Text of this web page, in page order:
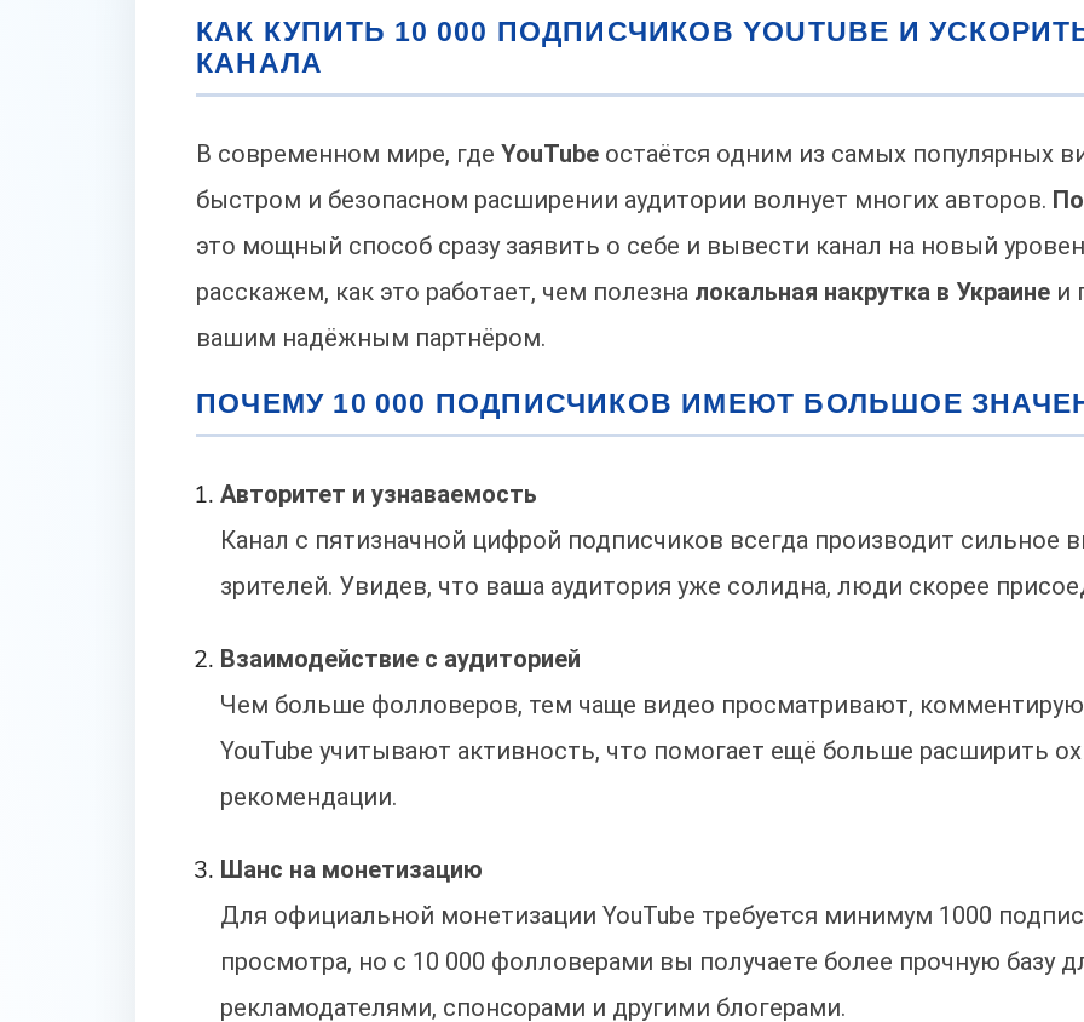
КАК КУПИТЬ 10 000 ПОДПИСЧИКОВ YOUTUBE И
КАНАЛА
В современном мире, где YouTube остаётся одним из самых популярных
быстром и безопасном расширении аудитории волнует многих авторов.
это мощный способ сразу заявить о себе и вывести канал на новый
расскажем, как это работает, чем полезна локальная накрутка в Украине и
вашим надёжным партнёром.
ПОЧЕМУ 10 000 ПОДПИСЧИКОВ ИМЕЮТ БОЛЬШОЕ
Авторитет и узнаваемость
Канал с пятизначной цифрой подписчиков всегда производит сильное
зрителей. Увидев, что ваша аудитория уже солидна, люди скорее
Взаимодействие с аудиторией
Чем больше фолловеров, тем чаще видео просматривают,
YouTube учитывают активность, что помогает ещё больше расширить
рекомендации.
Шанс на монетизацию
Для официальной монетизации YouTube требуется минимум 1000
просмотра, но с 10 000 фолловерами вы получаете более прочную базу
рекламодателями, спонсорами и другими блогерами.